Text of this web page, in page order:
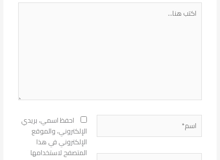
اكتب
هنا...
اسم*
احفظ اسمي، بريدي
الإلكتروني، والموقع
الإلكتروني في هذا
المتصفح لاستخدامها